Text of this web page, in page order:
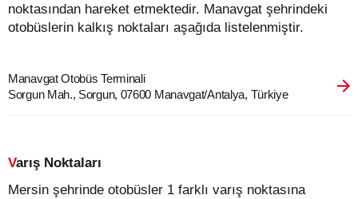
noktasından hareket etmektedir. Manavgat şehrindeki
otobüslerin kalkış noktaları aşağıda listelenmiştir.
Manavgat Otobüs Terminali
Sorgun Mah., Sorgun, 07600 Manavgat/Antalya, Türkiye
Varış Noktaları
Mersin şehrinde otobüsler 1 farklı varış noktasına